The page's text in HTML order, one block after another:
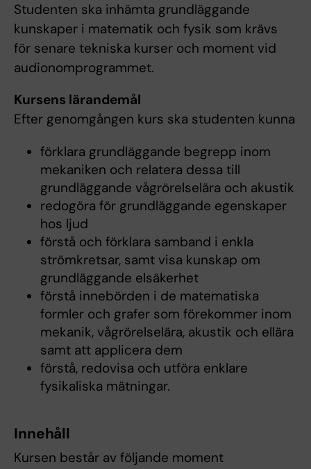
Studenten ska inhämta grundläggande
kunskaper i matematik och fysik som krävs
för senare tekniska kurser och moment vid
audionomprogrammet.
Kursens lärandemål
Efter genomgången kurs ska studenten kunna
förklara grundläggande begrepp inom
mekaniken och relatera dessa till
grundläggande vågrörelselära och akustik
redogöra för grundläggande egenskaper
hos ljud
förstå och förklara samband i enkla
strömkretsar, samt visa kunskap om
grundläggande elsäkerhet
förstå innebörden i de matematiska
formler och grafer som förekommer inom
mekanik, vågrörelselära, akustik och ellära
samt att applicera dem
förstå, redovisa och utföra enklare
fysikaliska mätningar.
Innehåll
Kursen består av följande moment